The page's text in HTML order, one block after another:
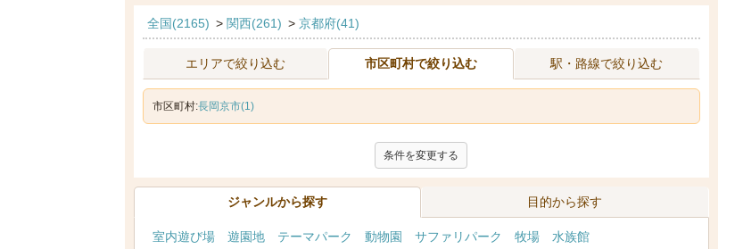
全国(2165) > 関西(261) > 京都府(41)
エリアで絞り込む 市区町村で絞り込む 駅・路線で絞り込む
市区町村:長岡京市(1)
条件を変更する
ジャンルから探す 目的から探す
室内遊び場 遊園地 テーマパーク 動物園 サファリパーク 牧場
水族館